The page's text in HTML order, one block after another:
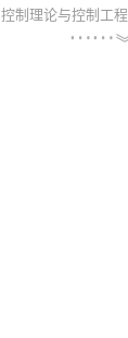
制理论与控制工程